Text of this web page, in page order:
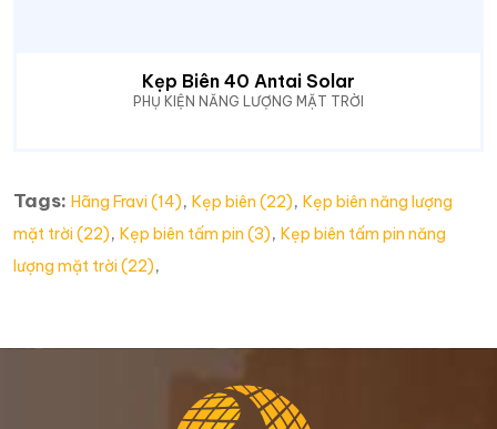
Kẹp Biên 40 Antai Solar
PHỤ KIỆN NĂNG LƯỢNG MẶT TRỜI
Tags: Hãng Fravi (14), Kẹp biên (22), Kẹp biên năng lượng
mặt trời (22), Kẹp biên tấm pin (3), Kẹp biên tấm pin năng
lượng mặt trời (22),